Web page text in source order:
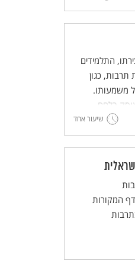
התלמידים
תרבות, כגון
משמעותו.
בלחם
היכולת לעסוק
את הבנתם
שיעור אחד
המקורות